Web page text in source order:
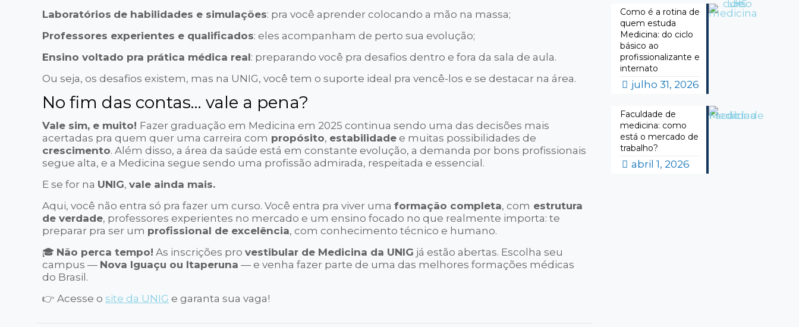
Laboratórios de habilidades e simulações: pra você aprender colocando a mão na massa;
Professores experientes e qualificados: eles acompanham de perto sua evolução;
Ensino voltado pra prática médica real: preparando você pra desafios dentro e fora da sala de aula.
Ou seja, os desafios existem, mas na UNIG, você tem o suporte ideal pra vencê-los e se destacar na área.
No fim das contas… vale a pena?
Vale sim, e muito! Fazer graduação em Medicina em 2025 continua sendo uma das decisões mais
acertadas pra quem quer uma carreira com propósito, estabilidade e muitas possibilidades de
crescimento. Além disso, a área da saúde está em constante evolução, a demanda por bons profissionais
segue alta, e a Medicina segue sendo uma profissão admirada, respeitada e essencial.
E se for na UNIG,vale ainda mais.
Aqui, você não entra só pra fazer um curso. Você entra pra viver umaformação completa, com estrutura
de verdade, professores experientes no mercado e um ensino focado no que realmente importa: te
preparar pra ser um profissional de excelência, com conhecimento técnico e humano.
🎓 Não perca tempo! As inscrições provestibular de Medicina da UNIG já estão abertas. Escolha seu
campus — Nova Iguaçu ou Itaperuna — e venha fazer parte de uma das melhores formações médicas
do Brasil.
👉 Acesse osite da UNIG e garanta sua vaga!
Como é a rotina de
quem estuda
Medicina: do ciclo
básico ao
profissionalizante e
internato
julho 31, 2026
Faculdade de
medicina: como
está o mercado de
trabalho?
abril 1, 2026